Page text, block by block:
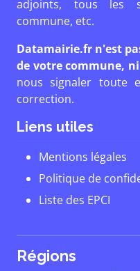
adjoints, tous les
commune, etc.
Datamairie.fr n'est
de votre commune,
nous signaler toute
correction.
Liens utiles
Mentions légales
Politique de
Liste des EPCI
Régions